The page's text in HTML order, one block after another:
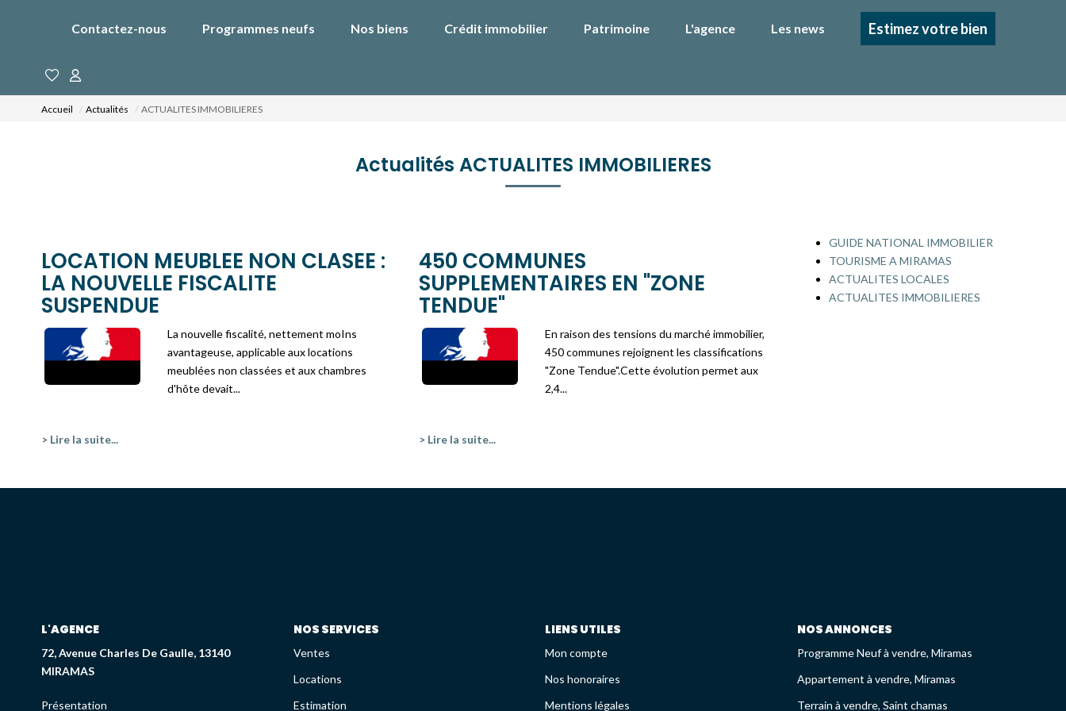
Contactez-nous Programmes neufs Nos biens Crédit immobilier Patrimoine L'agence Les news Estimez votre bien
Accueil Actualités ACTUALITES IMMOBILIERES
Actualités ACTUALITES IMMOBILIERES
LOCATION MEUBLEE NON CLASEE :
LA NOUVELLE FISCALITE
SUSPENDUE
La nouvelle fiscalité, nettement moIns
avantageuse, applicable aux locations
meublées non classées et aux chambres
d'hôte devait...
> Lire la suite...
450 COMMUNES
SUPPLEMENTAIRES EN "ZONE
TENDUE"
En raison des tensions du marché immobilier,
450 communes rejoignent les classifications
"Zone Tendue".Cette évolution permet aux
2,4...
> Lire la suite...
GUIDE NATIONAL IMMOBILIER
TOURISME A MIRAMAS
ACTUALITES LOCALES
ACTUALITES IMMOBILIERES
L'AGENCE
72, Avenue Charles De Gaulle, 13140
MIRAMAS
Présentation
NOS SERVICES
Ventes
Locations
Estimation
LIENS UTILES
Mon compte
Nos honoraires
Mentions légales
NOS ANNONCES
Programme Neuf à vendre, Miramas
Appartement à vendre, Miramas
Terrain à vendre, Saint chamas